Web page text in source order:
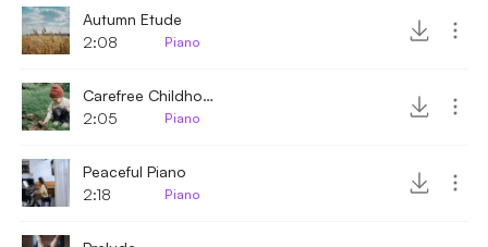
Autumn Etude
2:08
Piano
Carefree Childhood
2:05
Piano
Peaceful Piano
2:18
Piano